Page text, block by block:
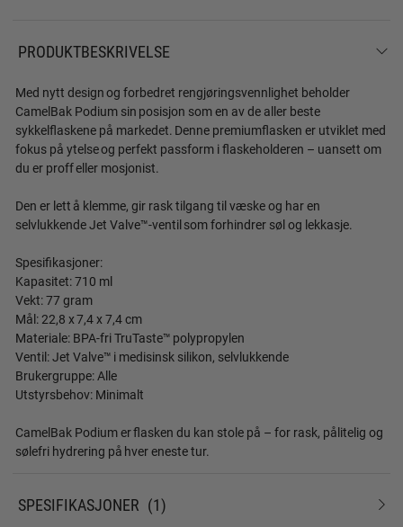
PRODUKTBESKRIVELSE
Med nytt design og forbedret rengjøringsvennlighet beholder
CamelBak Podium sin posisjon som en av de aller beste
sykkelflaskene på markedet. Denne premiumflasken er utviklet med
fokus på ytelse og perfekt passform i flaskeholderen – uansett om
du er proff eller mosjonist.
Den er lett å klemme, gir rask tilgang til væske og har en
selvlukkende Jet Valve™-ventil som forhindrer søl og lekkasje.
Spesifikasjoner:
Kapasitet: 710 ml
Vekt: 77 gram
Mål: 22,8 x 7,4 x 7,4 cm
Materiale: BPA-fri TruTaste™ polypropylen
Ventil: Jet Valve™ i medisinsk silikon, selvlukkende
Brukergruppe: Alle
Utstyrsbehov: Minimalt
CamelBak Podium er flasken du kan stole på – for rask, pålitelig og
sølefri hydrering på hver eneste tur.
SPESIFIKASJONER 1